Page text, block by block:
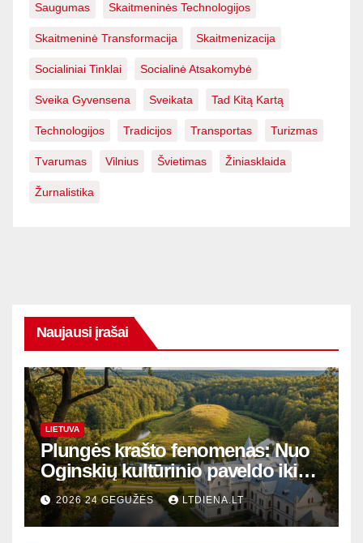
Saugumas Skaitmeninės Technologijos
Skaitmeninė Transformacija Skaitmenizacija
Socialiniai Tinklai Socialinė Atsakomybė
Sveika Gyvensena Sveikata Tad Kitą Kartą
Technologijos Tradicijos Transportas Turizmas
Tvarumas Vilnius Švietimas Žiniasklaida
Žurnalistika
Naujausi įrašai
LIETUVA
Plungės krašto fenomenas: Nuo
Oginskių kultūrinio paveldo iki
Žemaitijos gamtos perlų
2026 24 GEGUŽĖS LTDIENA.LT